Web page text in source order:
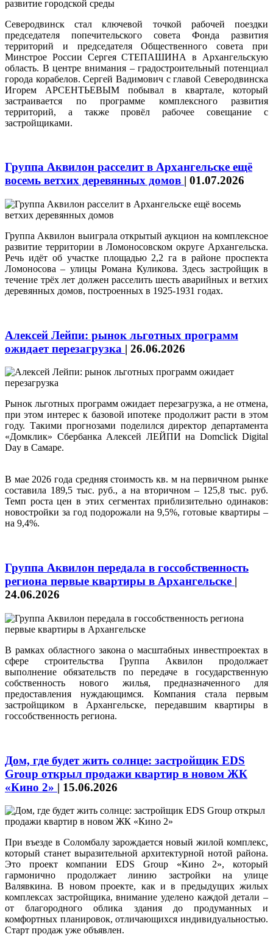
Северодвинск стал ключевой точкой рабочей поездки
председателя попечительского совета Фонда развития
территорий и председателя Общественного совета при
Минстрое России Сергея СТЕПАШИНА в Архангельскую
область. В центре внимания – градостроительный потенциал
города корабелов. Сергей Вадимович с главой Северодвинска
Игорем АРСЕНТЬЕВЫМ побывал в квартале, который
застраивается по программе комплексного развития
территорий, а также провёл рабочее совещание с
застройщиками.
Группа Аквилон расселит в Архангельске ещё
восемь ветхих деревянных домов | 01.07.2026
Группа Аквилон выиграла открытый аукцион на комплексное
развитие территории в Ломоносовском округе Архангельска.
Речь идёт об участке площадью 2,2 га в районе проспекта
Ломоносова – улицы Романа Куликова. Здесь застройщик в
течение трёх лет должен расселить шесть аварийных и ветхих
деревянных домов, построенных в 1925-1931 годах.
Алексей Лейпи: рынок льготных программ
ожидает перезагрузка | 26.06.2026
Рынок льготных программ ожидает перезагрузка, а не отмена,
при этом интерес к базовой ипотеке продолжит расти в этом
году. Такими прогнозами поделился директор департамента
«Домклик» Сбербанка Алексей ЛЕЙПИ на Domclick Digital
Day в Самаре.
В мае 2026 года средняя стоимость кв. м на первичном рынке
составила 189,5 тыс. руб., а на вторичном – 125,8 тыс. руб.
Темп роста цен в этих сегментах приблизительно одинаков:
новостройки за год подорожали на 9,5%, готовые квартиры –
на 9,4%.
Группа Аквилон передала в госсобственность
региона первые квартиры в Архангельске |
24.06.2026
В рамках областного закона о масштабных инвестпроектах в
сфере строительства Группа Аквилон продолжает
выполнение обязательств по передаче в государственную
собственность нового жилья, предназначенного для
предоставления нуждающимся. Компания стала первым
застройщиком в Архангельске, передавшим квартиры в
госсобственность региона.
Дом, где будет жить солнце: застройщик EDS
Group открыл продажи квартир в новом ЖК
«Кино 2» | 15.06.2026
При въезде в Соломбалу зарождается новый жилой комплекс,
который станет выразительной архитектурной нотой района.
Это проект компании EDS Group «Кино 2», который
гармонично продолжает линию застройки на улице
Валявкина. В новом проекте, как и в предыдущих жилых
комплексах застройщика, внимание уделено каждой детали –
от благородного облика здания до продуманных и
комфортных планировок, отличающихся индивидуальностью.
Старт продаж уже объявлен.